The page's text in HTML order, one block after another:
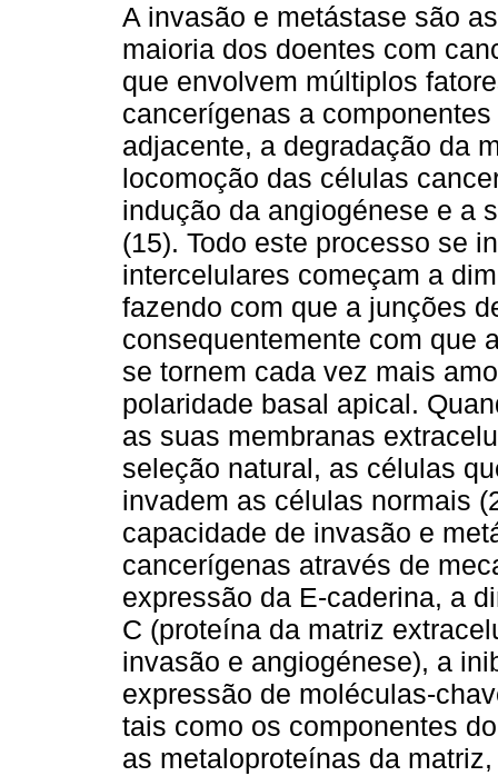
A invasão e metástase são
maioria dos doentes com
que envolvem múltiplos
cancerígenas a
adjacente, a degradação da
locomoção das células
indução da angiogénese e a
(15). Todo este processo se
intercelulares começam a
fazendo com que a junções
consequentemente com que
se tornem cada vez mais
polaridade basal apical.
as suas membranas
seleção natural, as células
invadem as células normais
capacidade de invasão e
cancerígenas através de
expressão da E-caderina, a
C (proteína da matriz
invasão e angiogénese), a
expressão de moléculas-
tais como os componentes
as metaloproteínas da